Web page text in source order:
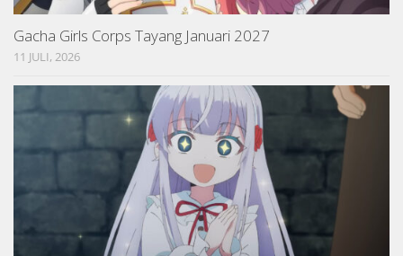
Gacha Girls Corps Tayang Januari 2027
11 JULI, 2026